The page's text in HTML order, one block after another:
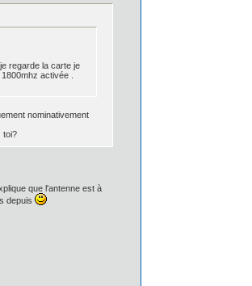
regarde la carte je
activée .
nominativement
toi?
que l'antenne est à
depuis